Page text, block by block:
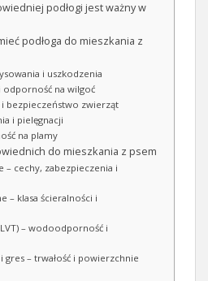
podłogi jest ważny w
podłoga do mieszkania z
i uszkodzenia
na wilgoć
bezpieczeństwo zwierząt
i pielęgnacji
na plamy
do mieszkania z psem
– cechy, zabezpieczenia i
– klasa ścieralności i
– wodoodporność i
gres – trwałość i powierzchnie